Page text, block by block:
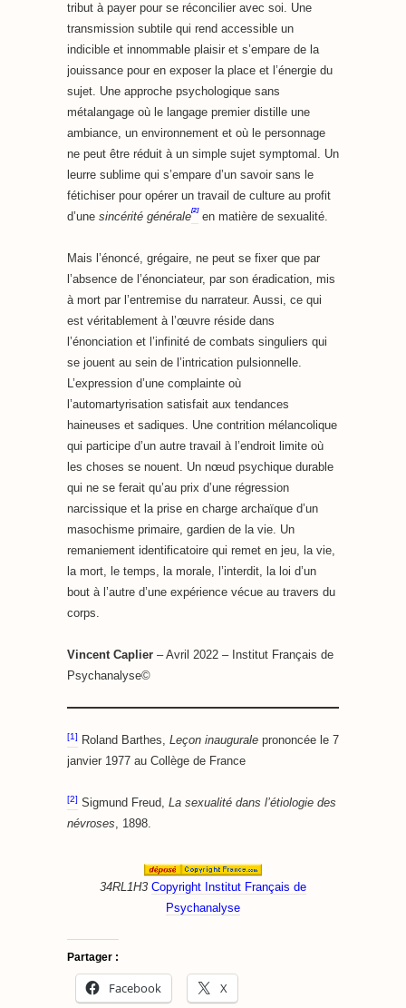
tribut à payer pour se réconcilier avec soi. Une
transmission subtile qui rend accessible un
indicible et innommable plaisir et s’empare de la
jouissance pour en exposer la place et l’énergie du
sujet. Une approche psychologique sans
métalangage où le langage premier distille une
ambiance, un environnement et où le personnage
ne peut être réduit à un simple sujet symptomal. Un
leurre sublime qui s’empare d’un savoir sans le
fétichiser pour opérer un travail de culture au profit
d’une sincérité générale[2] en matière de sexualité.
Mais l’énoncé, grégaire, ne peut se fixer que par
l’absence de l’énonciateur, par son éradication, mis
à mort par l’entremise du narrateur. Aussi, ce qui
est véritablement à l’œuvre réside dans
l’énonciation et l’infinité de combats singuliers qui
se jouent au sein de l’intrication pulsionnelle.
L’expression d’une complainte où
l’automartyrisation satisfait aux tendances
haineuses et sadiques. Une contrition mélancolique
qui participe d’un autre travail à l’endroit limite où
les choses se nouent. Un nœud psychique durable
qui ne se ferait qu’au prix d’une régression
narcissique et la prise en charge archaïque d’un
masochisme primaire, gardien de la vie. Un
remaniement identificatoire qui remet en jeu, la vie,
la mort, le temps, la morale, l’interdit, la loi d’un
bout à l’autre d’une expérience vécue au travers du
corps.
Vincent Caplier – Avril 2022 – Institut Français de
Psychanalyse©
[1] Roland Barthes, Leçon inaugurale prononcée le 7
janvier 1977 au Collège de France
[2] Sigmund Freud, La sexualité dans l’étiologie des
névroses, 1898.
34RL1H3 Copyright Institut Français de
Psychanalyse
Partager :
Facebook X